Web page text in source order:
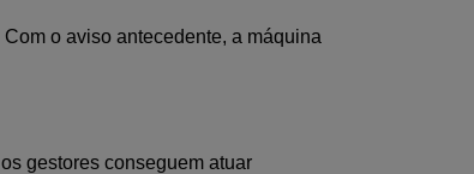
Com o aviso antecedente, a máquina
os gestores conseguem atuar